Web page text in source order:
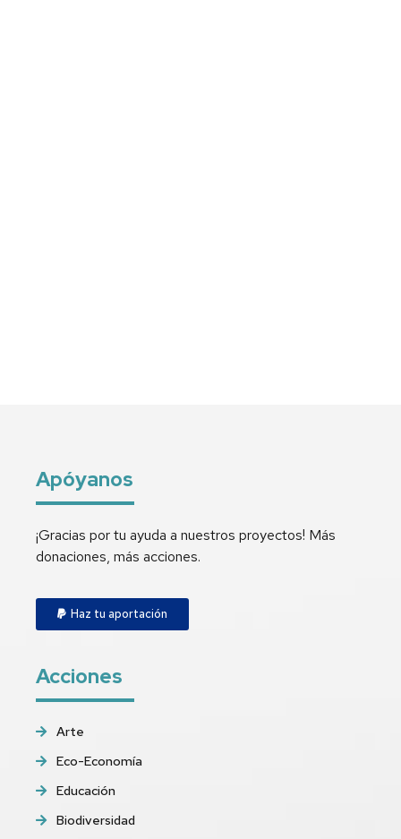
Apóyanos
¡Gracias por tu ayuda a nuestros proyectos! Más
donaciones, más acciones.
Haz tu aportación
Acciones
Arte
Eco-Economía
Educación
Biodiversidad